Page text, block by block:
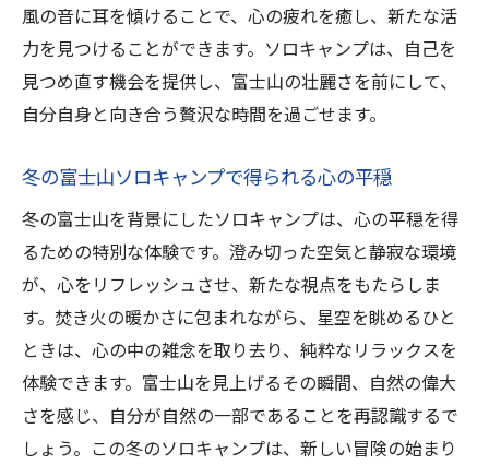
風の音に耳を傾けることで、心の疲れを癒し、新たな活
力を見つけることができます。ソロキャンプは、自己を
見つめ直す機会を提供し、富士山の壮麗さを前にして、
自分自身と向き合う贅沢な時間を過ごせます。
冬の富士山ソロキャンプで得られる心の平穏
冬の富士山を背景にしたソロキャンプは、心の平穏を得
るための特別な体験です。澄み切った空気と静寂な環境
が、心をリフレッシュさせ、新たな視点をもたらしま
す。焚き火の暖かさに包まれながら、星空を眺めるひと
ときは、心の中の雑念を取り去り、純粋なリラックスを
体験できます。富士山を見上げるその瞬間、自然の偉大
さを感じ、自分が自然の一部であることを再認識するで
しょう。この冬のソロキャンプは、新しい冒険の始まり